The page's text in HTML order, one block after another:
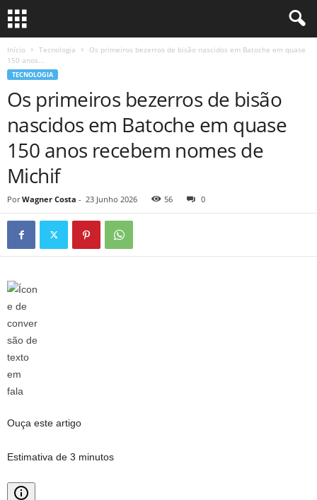
Início Tecnologia
Os primeiros bezerros de bisão nascidos em Batoche em quase
150 anos...
TECNOLOGIA
Os primeiros bezerros de bisão
nascidos em Batoche em quase
150 anos recebem nomes de
Michif
Por Wagner Costa - 23 Junho 2026 56 0
Ouça este artigo
Estimativa de 3 minutos